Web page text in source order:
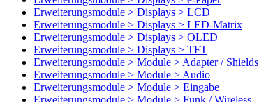
Erweiterungsmodule > Displays > LCD
Erweiterungsmodule > Displays > LED-Matrix
Erweiterungsmodule > Displays > OLED
Erweiterungsmodule > Displays > TFT
Erweiterungsmodule > Module > Adapter / Shields
Erweiterungsmodule > Module > Audio
Erweiterungsmodule > Module > Eingabe
Erweiterungsmodule > Module > Funk / Wireless